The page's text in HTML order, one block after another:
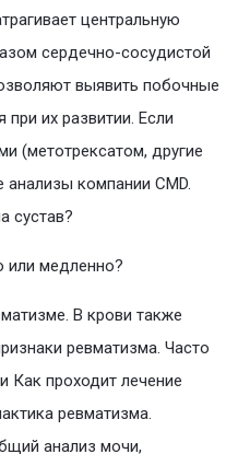
центральную
сердечно-сосудистой
выявить побочные
их развитии. Если
(метотрексатом, другие
компании CMD.
сустав?
или медленно?
В крови также
ревматизма. Часто
Как проходит лечение
ревматизма.
анализ мочи,